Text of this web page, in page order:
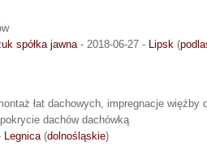
spółka jawna- 2018-06-27 - Lipsk (
łat dachowych, impregnacje więźby
dachów dachówką
Legnica(dolnośląskie)